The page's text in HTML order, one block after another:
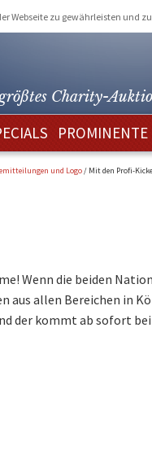
Webseite zu gewährleisten und
Charity-
PROMINENTE
und Logo/ Mit den Profi-
Wenn die beiden
allen Bereichen in
der kommt ab sofort bei